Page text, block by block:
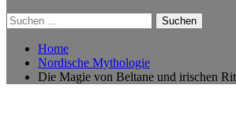
Suchen
nach:
Home
Nordische Mythologie
Die Magie von Beltane und irischen